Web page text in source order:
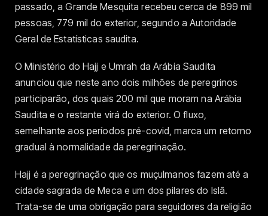
passado, a Grande Mesquita recebeu cerca de 899 mil
pessoas, 779 mil do exterior, segundo a Autoridade
Geral de Estatísticas saudita.
O Ministério do Hajj e Umrah da Arábia Saudita
anunciou que neste ano dois milhões de peregrinos
participarão, dos quais 200 mil que moram na Arábia
Saudita e o restante virá do exterior. O fluxo,
semelhante aos períodos pré-covid, marca um retorno
gradual à normalidade da peregrinação.
Hajj é a peregrinação que os muçulmanos fazem até a
cidade sagrada de Meca e um dos pilares do Islã.
Trata-se de uma obrigação para seguidores da religião